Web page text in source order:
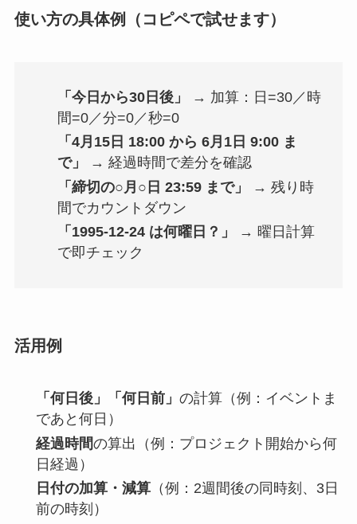
使い方の具体例（コピペで試せます）
「今日から30日後」
→ 加算：日=30／時
間=0／分=0／秒=0
「4月15日 18:00 から 6月1日 9:00 ま
で」
→ 経過時間で差分を確認
「締切の○月○日 23:59 まで」
→ 残り時
間でカウントダウン
「1995-12-24 は何曜日？」
→ 曜日計算
で即チェック
活用例
「何日後」「何日前」 の計算（例：イベントま
であと何日）
経過時間の算出（例：プロジェクト開始から何
日経過）
日付の加算・減算（例：2週間後の同時刻、3日
前の時刻）